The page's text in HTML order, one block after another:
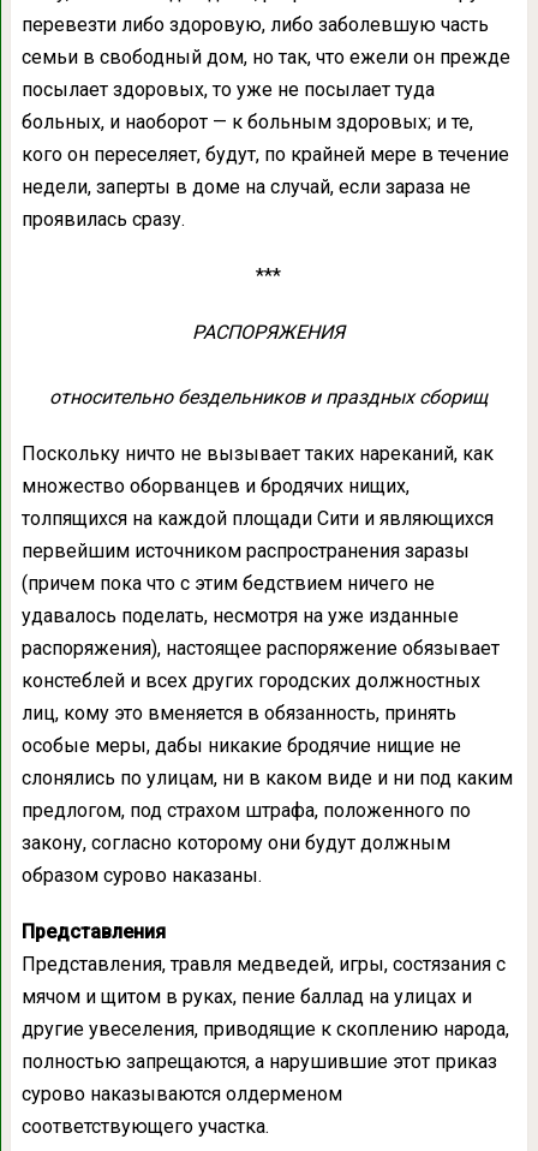
перевезти либо здоровую, либо заболевшую часть
семьи в свободный дом, но так, что ежели он прежде
посылает здоровых, то уже не посылает туда
больных, и наоборот — к больным здоровых; и те,
кого он переселяет, будут, по крайней мере в течение
недели, заперты в доме на случай, если зараза не
проявилась сразу.
***
РАСПОРЯЖЕНИЯ
относительно бездельников и праздных сборищ
Поскольку ничто не вызывает таких нареканий, как
множество оборванцев и бродячих нищих,
толпящихся на каждой площади Сити и являющихся
первейшим источником распространения заразы
(причем пока что с этим бедствием ничего не
удавалось поделать, несмотря на уже изданные
распоряжения), настоящее распоряжение обязывает
констеблей и всех других городских должностных
лиц, кому это вменяется в обязанность, принять
особые меры, дабы никакие бродячие нищие не
слонялись по улицам, ни в каком виде и ни под каким
предлогом, под страхом штрафа, положенного по
закону, согласно которому они будут должным
образом сурово наказаны.
Представления
Представления, травля медведей, игры, состязания с
мячом и щитом в руках, пение баллад на улицах и
другие увеселения, приводящие к скоплению народа,
полностью запрещаются, а нарушившие этот приказ
сурово наказываются олдерменом
соответствующего участка.